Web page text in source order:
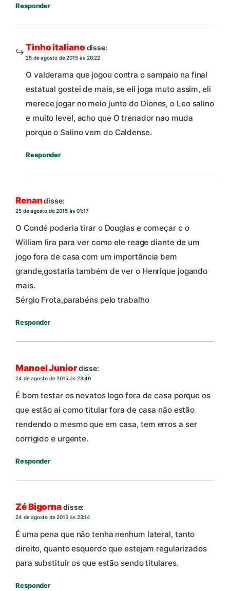
Responder
Tinho italiano disse:
25 de agosto de 2015 às 20:22
O valderama que jogou contra o sampaio na final
estatual gostei de mais, se eli joga muto assim, eli
merece jogar no meio junto do Diones, o Leo salino
e muito level, acho que O trenador nao muda
porque o Salino vem do Caldense.
Responder
Renandisse:
25 de agosto de 2015 às 01:17
O Condé poderia tirar o Douglas e começar c o
William lira para ver como ele reage diante de um
jogo fora de casa com um importância bem
grande,gostaria também de ver o Henrique jogando
mais.
Sérgio Frota,parabéns pelo trabalho
Responder
Manoel Juniordisse:
24 de agosto de 2015 às 23:49
É bom testar os novatos logo fora de casa porque os
que estão ai como titular fora de casa não estão
rendendo o mesmo que em casa, tem erros a ser
corrigido e urgente.
Responder
Zé Bigornadisse:
24 de agosto de 2015 às 23:14
É uma pena que não tenha nenhum lateral, tanto
direito, quanto esquerdo que estejam regularizados
para substituir os que estão sendo titulares.
Responder